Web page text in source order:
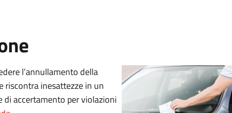
l’annullamento della
riscontra inesattezze in un
di accertamento per violazioni